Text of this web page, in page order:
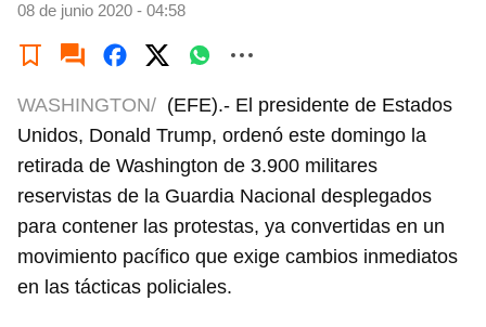
08 de junio 2020 - 04:58
WASHINGTON/ (EFE).- El presidente de Estados
Unidos, Donald Trump, ordenó este domingo la
retirada de Washington de 3.900 militares
reservistas de la Guardia Nacional desplegados
para contener las protestas, ya convertidas en un
movimiento pacífico que exige cambios inmediatos
en las tácticas policiales.